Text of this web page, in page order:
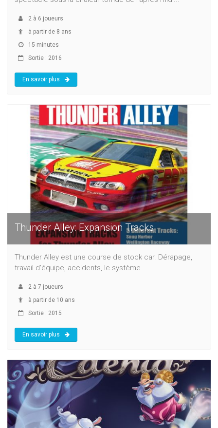
2 à 6 joueurs
à partir de 8 ans
15 minutes
Sortie : 2016
En savoir plus
Thunder Alley: Expansion Tracks
Thunder Alley est une course de stock car. Dérapage,
travail d'équipe, accidents, le système...
2 à 7 joueurs
à partir de 10 ans
Sortie : 2015
En savoir plus